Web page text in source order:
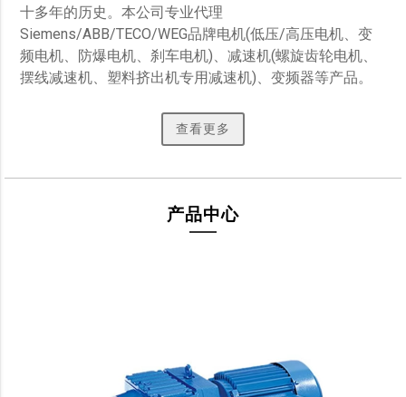
十多年的历史。本公司专业代理
Siemens/ABB/TECO/WEG品牌电机(低压/高压电机、变
频电机、防爆电机、刹车电机)、减速机(螺旋齿轮电机、
摆线减速机、塑料挤出机专用减速机)、变频器等产品。
查看更多
产品中心